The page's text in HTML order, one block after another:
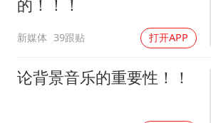
的！！！
新媒体 39跟贴 打开APP
论背景音乐的重要性！！